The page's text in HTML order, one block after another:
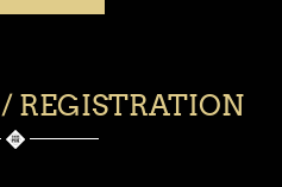
REGISTRATION